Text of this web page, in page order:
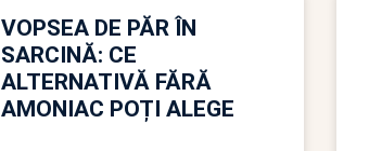
VOPSEA DE PĂR ÎN
SARCINĂ: CE
ALTERNATIVĂ FĂRĂ
AMONIAC POȚI ALEGE